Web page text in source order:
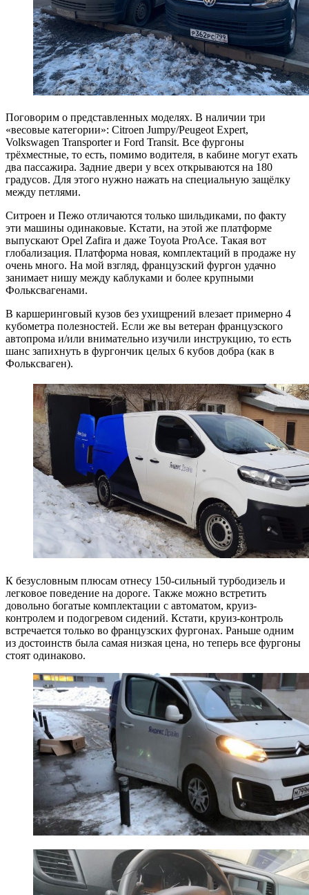
Поговорим о представленных моделях. В наличии три
«весовые категории»: Citroen Jumpy/Peugeot Expert,
Volkswagen Transporter и Ford Transit. Все фургоны
трёхместные, то есть, помимо водителя, в кабине могут ехать
два пассажира. Задние двери у всех открываются на 180
градусов. Для этого нужно нажать на специальную защёлку
между петлями.
Ситроен и Пежо отличаются только шильдиками, по факту
эти машины одинаковые. Кстати, на этой же платформе
выпускают Opel Zafira и даже Toyota ProAce. Такая вот
глобализация. Платформа новая, комплектаций в продаже ну
очень много. На мой взгляд, французский фургон удачно
занимает нишу между каблуками и более крупными
Фольксвагенами.
В каршеринговый кузов без ухищрений влезает примерно 4
кубометра полезностей. Если же вы ветеран французского
автопрома и/или внимательно изучили инструкцию, то есть
шанс запихнуть в фургончик целых 6 кубов добра (как в
Фольксваген).
К безусловным плюсам отнесу 150-сильный турбодизель и
легковое поведение на дороге. Также можно встретить
довольно богатые комплектации с автоматом, круиз-
контролем и подогревом сидений. Кстати, круиз-контроль
встречается только во французских фургонах. Раньше одним
из достоинств была самая низкая цена, но теперь все фургоны
стоят одинаково.